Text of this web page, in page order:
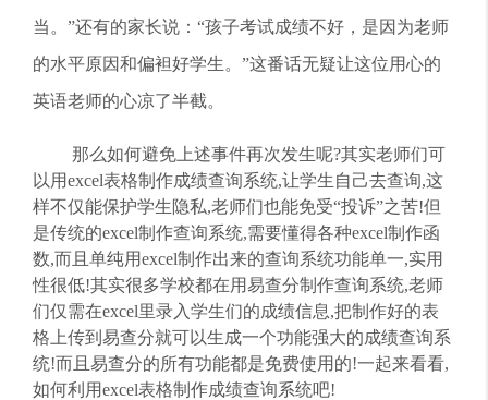
当。”还有的家长说：“孩子考试成绩不好，是因为老师
的水平原因和偏袒好学生。”这番话无疑让这位用心的
英语老师的心凉了半截。
那么如何避免上述事件再次发生呢?其实老师们可
以用excel表格制作成绩查询系统,让学生自己去查询,这
样不仅能保护学生隐私,老师们也能免受“投诉”之苦!但
是传统的excel制作查询系统,需要懂得各种excel制作函
数,而且单纯用excel制作出来的查询系统功能单一,实用
性很低!其实很多学校都在用易查分制作查询系统,老师
们仅需在excel里录入学生们的成绩信息,把制作好的表
格上传到易查分就可以生成一个功能强大的成绩查询系
统!而且易查分的所有功能都是免费使用的!一起来看看,
如何利用excel表格制作成绩查询系统吧!